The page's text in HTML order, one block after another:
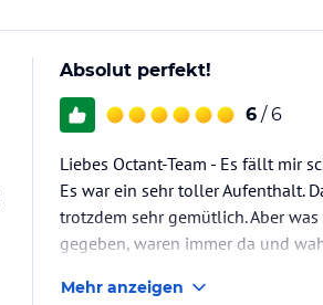
Absolut perfekt!
6 / 6
Liebes Octant-Team - Es fällt mir
Es war ein sehr toller Aufenthalt.
trotzdem sehr gemütlich. Aber
gegeben, waren immer da und
Mehr anzeigen